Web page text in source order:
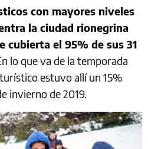
con mayores niveles
la ciudad rionegrina
cubierta el 95% de sus 31
lo que va de la temporada
estuvo allí un 15%
invierno de 2019.